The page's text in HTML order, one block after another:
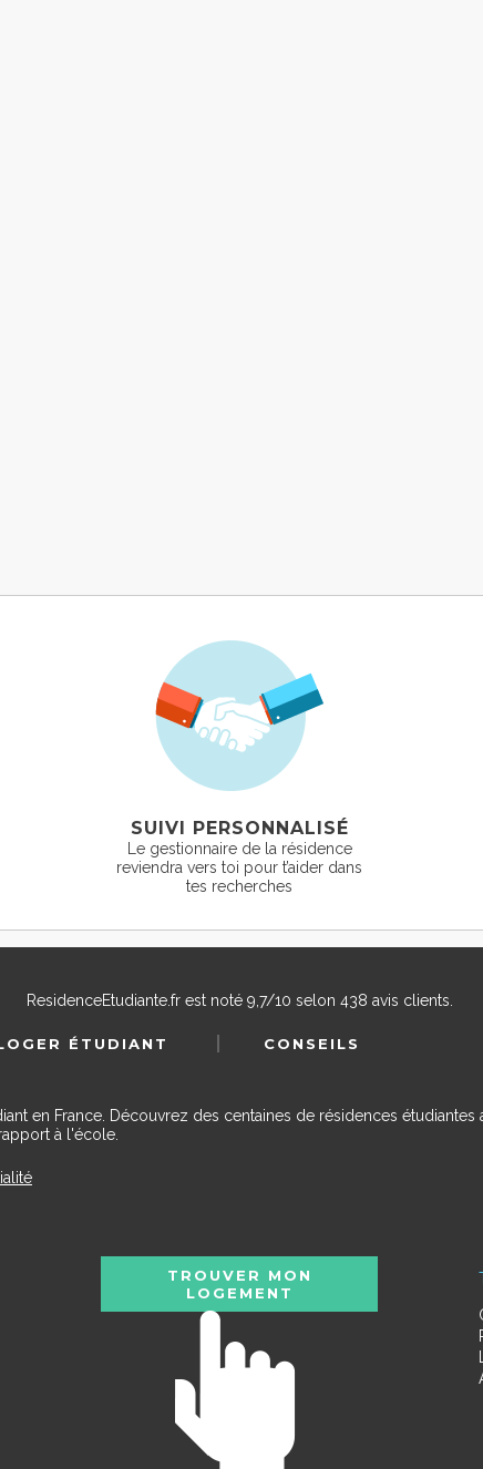
SUIVI PERSONNALISÉ
Le gestionnaire de la résidence
reviendra vers toi pour t’aider dans
tes recherches
ResidenceEtudiante.frest noté 9,7/10 selon 438 avis clients.
ÉTUDIANT
CONSEILS
en France. Découvrez des centaines de résidences
à l'école.
TROUVER MON
LOGEMENT